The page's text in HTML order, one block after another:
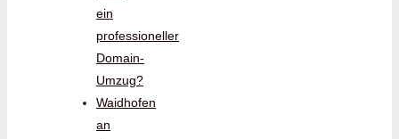
ein
professioneller
Domain-
Umzug?
Waidhofen
an